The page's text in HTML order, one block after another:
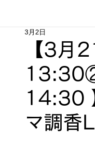
【3月
14:30
マ調香
3月2日